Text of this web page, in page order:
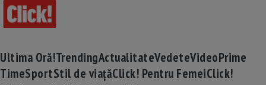
Ultima Oră!TrendingActualitateVedeteVideoPrime
TimeSportStil de viațăClick! Pentru FemeiClick!